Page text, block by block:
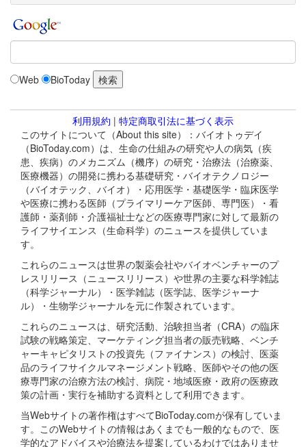
Web BioToday
利用規約 | 特定商取引法に基づく表示
このサイトについて（About this site）：バイオトゥデイ
（BioToday.com）は、生命の仕組みの研究や人の病気（疾
患、疾病）のメカニズム（機序）の研究・治療法（治療薬、
医療機器）の開発に携わる基礎研究・バイオテクノロジー
（バイオテック、バイオ）・応用医学・基礎医学・臨床医学
や医療に携わる医師（プライマリーケア医師、専門医）・看
護師・薬剤師・介護福祉士などの医療専門家に対して最新の
ライフサイエンス（生命科学）のニュースを提供していま
す。
これらのニュースは世界の製薬会社やバイオベンチャーのプ
レスリリース（ニュースリリース）や世界の主要な科学雑誌
（科学ジャーナル）・医学雑誌（医学誌、医学ジャーナ
ル）・生物学ジャーナルを元に作製されています。
これらのニュースは、研究活動、治験担当者（CRA）の臨床
試験の戦略策定、マーケティング担当者の販売戦略、ベンチ
ャーキャピタリストの投資先（ファイナンス）の検討、医薬
品のライフサイクルマネージメント戦略、医師やその他の医
療専門家の治療方法の検討、病院・地域医療・政府の医療政
策の計画・実行を補助する資料として利用できます。
当Webサイトの著作権はすべてBioToday.comが保有していま
す。このWebサイトの情報はあくまでも一般的なもので、医
学的なアドバイスや治療法を提案しているわけではありませ